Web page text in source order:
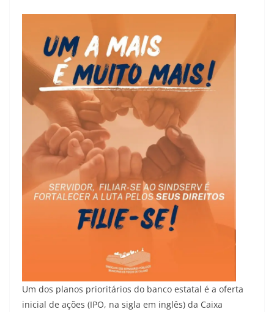
Um dos planos prioritários do banco estatal é a oferta
inicial de ações (IPO, na sigla em inglês) da Caixa